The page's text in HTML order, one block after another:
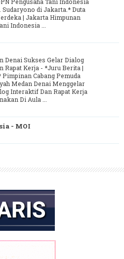
Sudaryono di Jakarta.* Duta
| Jakarta Himpunan
Indonesia ...
Denai Sukses Gelar Dialog
Rapat Kerja - *Juru Berita |
Cabang Pemuda
Medan Denai Menggelar
Interaktif Dan Rapat Kerja
Di Aula ...
- MOI